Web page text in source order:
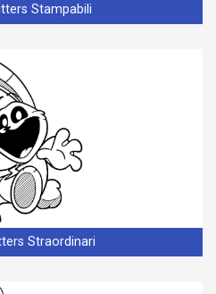
Stampabili
Straordinari